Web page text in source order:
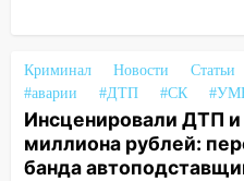
уничтожено четыре
регионе
10:00 В Ульяновске
легковой
Криминал Новости
Статьи
#аварии
#ДТП #СК
Инсценировали ДТП
миллиона рублей:
банда